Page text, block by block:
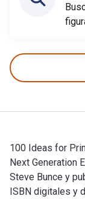
100 Ideas for
Next Generation
Steve Bunce y
ISBN digitales y